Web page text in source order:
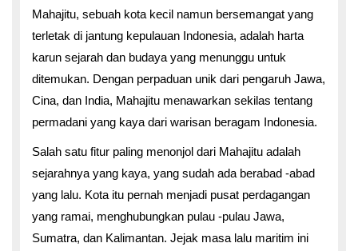
Mahajitu, sebuah kota kecil namun bersemangat yang
terletak di jantung kepulauan Indonesia, adalah harta
karun sejarah dan budaya yang menunggu untuk
ditemukan. Dengan perpaduan unik dari pengaruh Jawa,
Cina, dan India, Mahajitu menawarkan sekilas tentang
permadani yang kaya dari warisan beragam Indonesia.
Salah satu fitur paling menonjol dari Mahajitu adalah
sejarahnya yang kaya, yang sudah ada berabad -abad
yang lalu. Kota itu pernah menjadi pusat perdagangan
yang ramai, menghubungkan pulau -pulau Jawa,
Sumatra, dan Kalimantan. Jejak masa lalu maritim ini